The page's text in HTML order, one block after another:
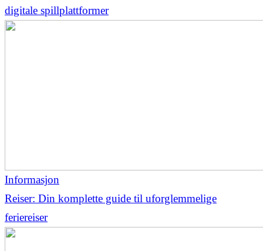
digitale spillplattformer
Informasjon
Reiser: Din komplette guide til uforglemmelige
feriereiser